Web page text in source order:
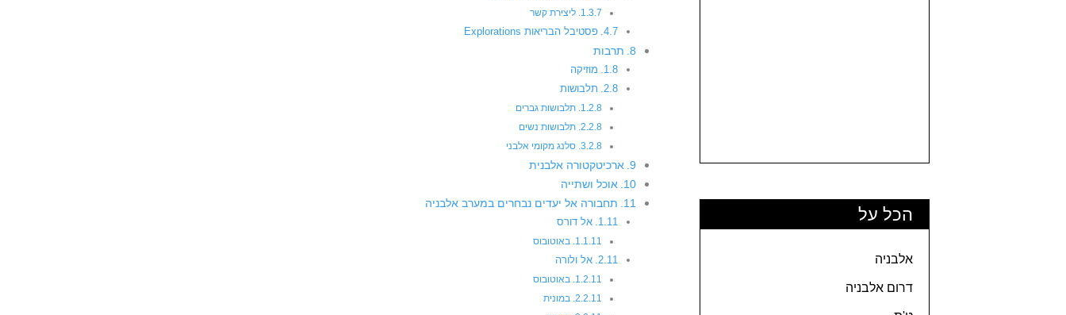
הכל על
אלבניה
דרום אלבניה
ליצירת קשר
פסטיבל הבריאות Explorations
תרבות
מוזיקה
תלבושות
תלבושות גברים
תלבושות נשים
סלנג מקומי אלבני
ארכיטקטורה אלבנית
אוכל ושתייה
תחבורה אל יעדים נבחרים במערב אלבניה
אל דורס
באוטובוס
אל ולורה
באוטובוס
במונית